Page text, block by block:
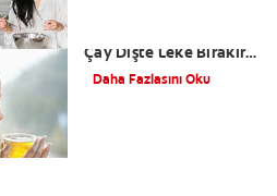
Çay Dişte Leke Bırakır
Mı?
Daha Fazlasını Oku